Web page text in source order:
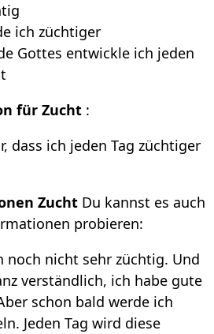
ich züchtiger
Gottes entwickle ich jeden
für Zucht :
dass ich jeden Tag züchtiger
Zucht Du kannst es auch
probieren:
noch nicht sehr züchtig. Und
verständlich, ich habe gute
schon bald werde ich
Jeden Tag wird diese